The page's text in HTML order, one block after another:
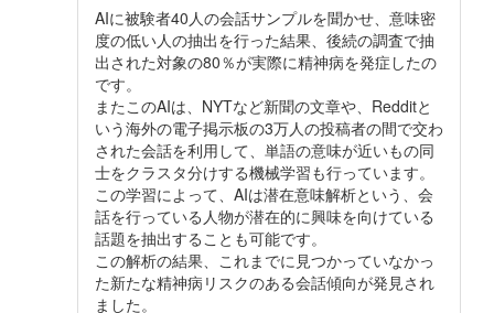
AIに被験者40人の会話サンプルを聞かせ、意味密
度の低い人の抽出を行った結果、後続の調査で抽
出された対象の80％が実際に精神病を発症したの
です。
またこのAIは、NYTなど新聞の文章や、Redditと
いう海外の電子掲示板の3万人の投稿者の間で交わ
された会話を利用して、単語の意味が近いもの同
士をクラスタ分けする機械学習も行っています。
この学習によって、AIは潜在意味解析という、会
話を行っている人物が潜在的に興味を向けている
話題を抽出することも可能です。
この解析の結果、これまでに見つかっていなかっ
た新たな精神病リスクのある会話傾向が発見され
ました。